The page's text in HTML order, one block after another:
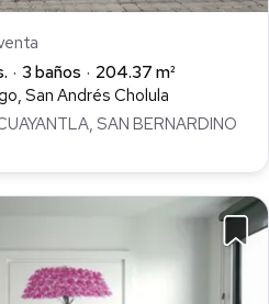
3 baños
204.37 m²
San Andrés Cholula
SAN BERNARDINO